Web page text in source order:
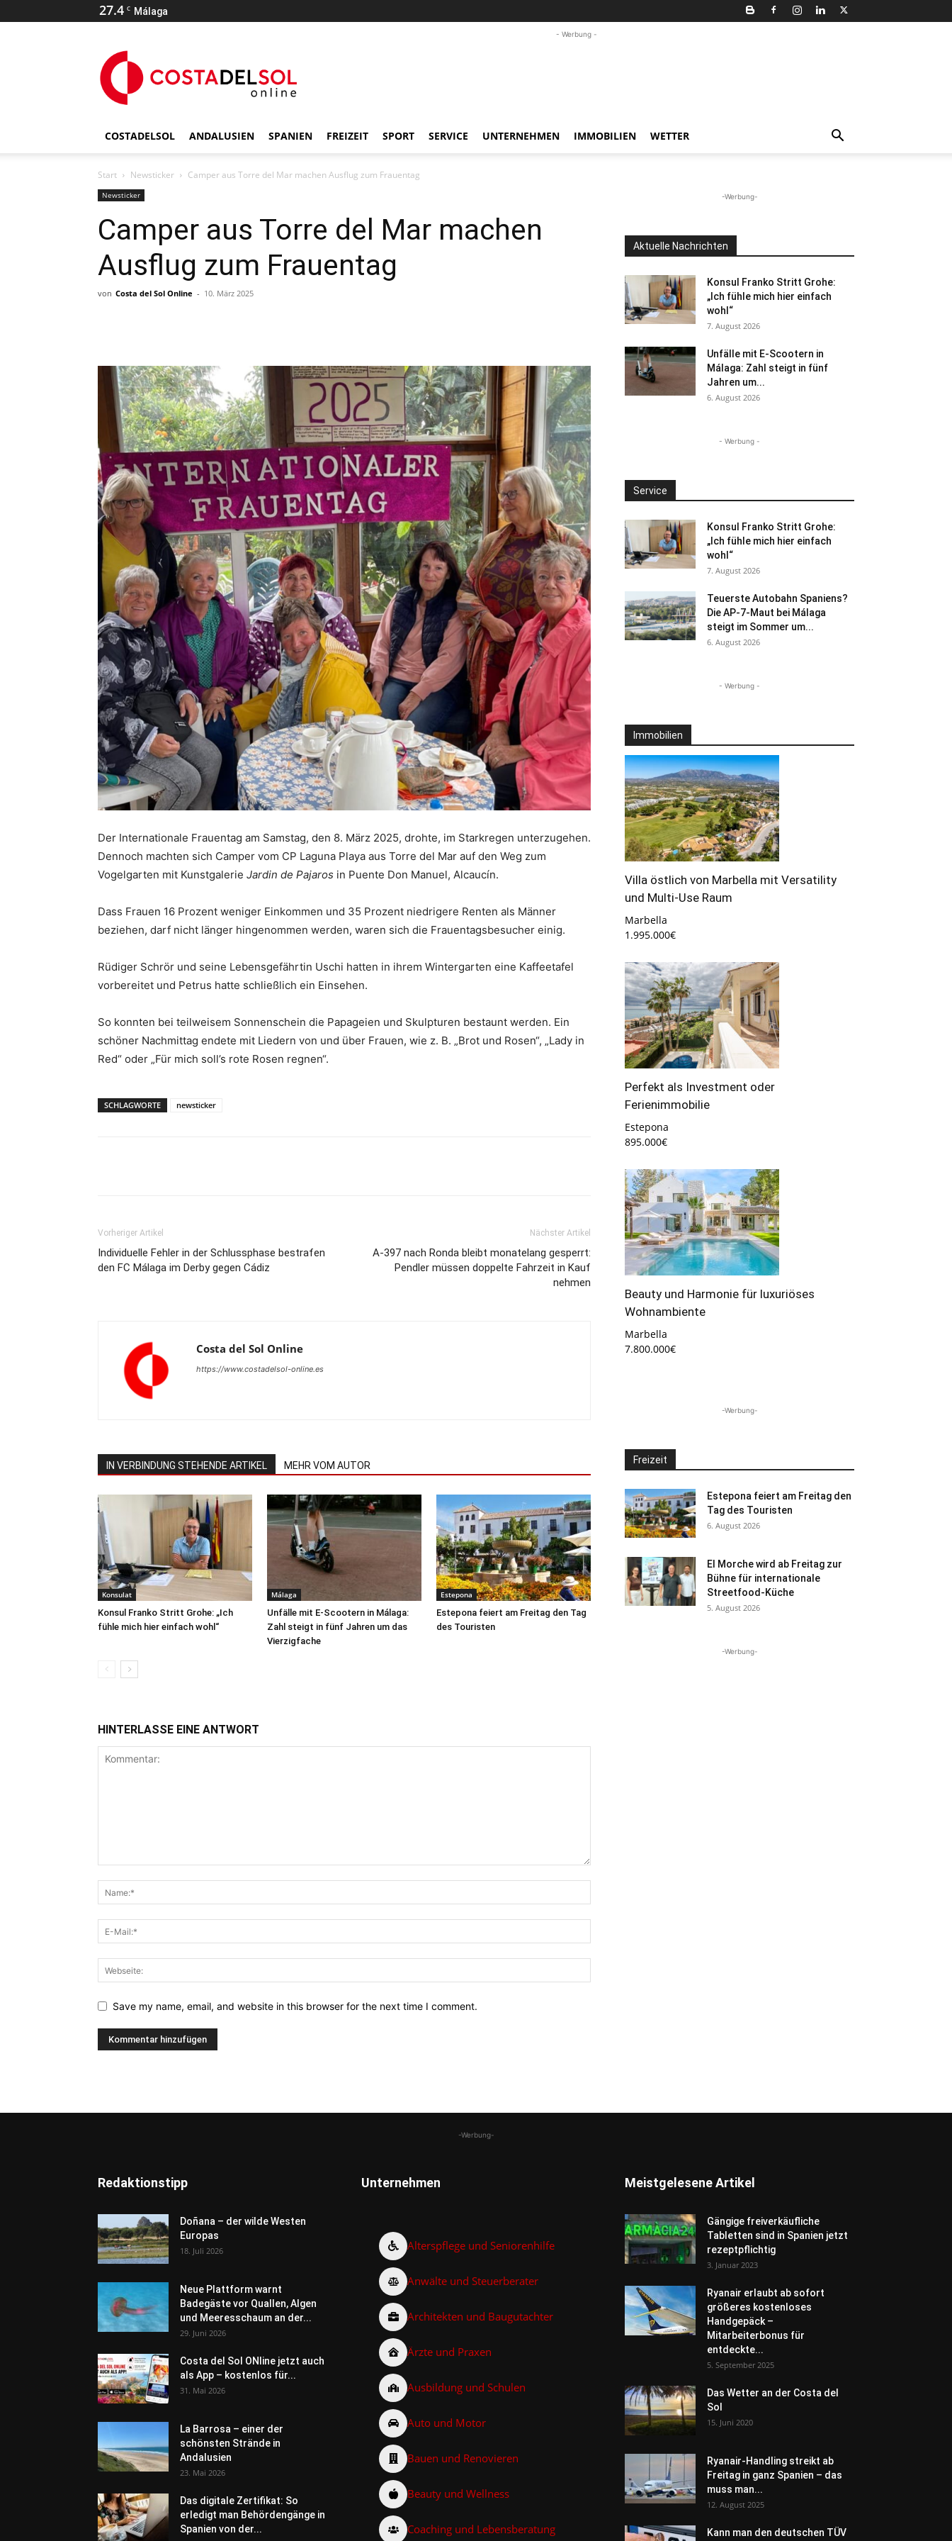
27.4 C Málaga
- Werbung -
COSTADELSOL ANDALUSIEN SPANIEN FREIZEIT SPORT SERVICE UNTERNEHMEN IMMOBILIEN WETTER
Start Newsticker Camper aus Torre del Mar machen Ausflug zum Frauentag
Newsticker
Camper aus Torre del Mar machen
Ausflug zum Frauentag
von Costa del Sol Online - 10. März 2025
Der Internationale Frauentag am Samstag, den 8. März 2025, drohte, im Starkregen unterzugehen.
Dennoch machten sich Camper vom CP Laguna Playa aus Torre del Mar auf den Weg zum
Vogelgarten mit Kunstgalerie Jardin de Pajaros in Puente Don Manuel, Alcaucín.
Dass Frauen 16 Prozent weniger Einkommen und 35 Prozent niedrigere Renten als Männer
beziehen, darf nicht länger hingenommen werden, waren sich die Frauentagsbesucher einig.
Rüdiger Schrör und seine Lebensgefährtin Uschi hatten in ihrem Wintergarten eine Kaffeetafel
vorbereitet und Petrus hatte schließlich ein Einsehen.
So konnten bei teilweisem Sonnenschein die Papageien und Skulpturen bestaunt werden. Ein
schöner Nachmittag endete mit Liedern von und über Frauen, wie z. B. „Brot und Rosen“, „Lady in
Red“ oder „Für mich soll’s rote Rosen regnen“.
SCHLAGWORTE newsticker
Vorheriger Artikel
Individuelle Fehler in der Schlussphase bestrafen
den FC Málaga im Derby gegen Cádiz
Nächster Artikel
A-397 nach Ronda bleibt monatelang gesperrt:
Pendler müssen doppelte Fahrzeit in Kauf
nehmen
Costa del Sol Online
https://www.costadelsol-online.es
IN VERBINDUNG STEHENDE ARTIKEL MEHR VOM AUTOR
Konsulat
Konsul Franko Stritt Grohe: „Ich
fühle mich hier einfach wohl“
Málaga
Unfälle mit E-Scootern in Málaga:
Zahl steigt in fünf Jahren um das
Vierzigfache
Estepona
Estepona feiert am Freitag den Tag
des Touristen
HINTERLASSE EINE ANTWORT
Save my name, email, and website in this browser for the next time I comment.
-Werbung-
Aktuelle Nachrichten
Konsul Franko Stritt Grohe:
„Ich fühle mich hier einfach
wohl“
7. August 2026
Unfälle mit E-Scootern in
Málaga: Zahl steigt in fünf
Jahren um...
6. August 2026
- Werbung -
Service
Konsul Franko Stritt Grohe:
„Ich fühle mich hier einfach
wohl“
7. August 2026
Teuerste Autobahn Spaniens?
Die AP-7-Maut bei Málaga
steigt im Sommer um...
6. August 2026
- Werbung -
Immobilien
Villa östlich von Marbella mit Versatility
und Multi-Use Raum
Marbella
1.995.000€
Perfekt als Investment oder
Ferienimmobilie
Estepona
895.000€
Beauty und Harmonie für luxuriöses
Wohnambiente
Marbella
7.800.000€
-Werbung-
Freizeit
Estepona feiert am Freitag den
Tag des Touristen
6. August 2026
El Morche wird ab Freitag zur
Bühne für internationale
Streetfood-Küche
5. August 2026
-Werbung-
-Werbung-
Redaktionstipp
Doñana – der wilde Westen
Europas
18. Juli 2026
Neue Plattform warnt
Badegäste vor Quallen, Algen
und Meeresschaum an der...
29. Juni 2026
Costa del Sol ONline jetzt auch
als App – kostenlos für...
31. Mai 2026
La Barrosa – einer der
schönsten Strände in
Andalusien
23. Mai 2026
Das digitale Zertifikat: So
erledigt man Behördengänge in
Spanien von der...
Unternehmen
Alterspflege und Seniorenhilfe
Anwälte und Steuerberater
Architekten und Baugutachter
Ärzte und Praxen
Ausbildung und Schulen
Auto und Motor
Bauen und Renovieren
Beauty und Wellness
Coaching und Lebensberatung
Meistgelesene Artikel
Gängige freiverkäufliche
Tabletten sind in Spanien jetzt
rezeptpflichtig
3. Januar 2023
Ryanair erlaubt ab sofort
größeres kostenloses
Handgepäck –
Mitarbeiterbonus für
entdeckte...
5. September 2025
Das Wetter an der Costa del
Sol
15. Juni 2020
Ryanair-Handling streikt ab
Freitag in ganz Spanien – das
muss man...
12. August 2025
Kann man den deutschen TÜV